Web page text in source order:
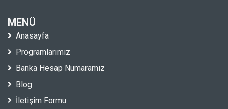
MENÜ
Anasayfa
Programlarımız
Banka Hesap Numaramız
Blog
İletişim Formu